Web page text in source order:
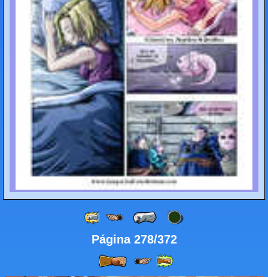
Página 278/372